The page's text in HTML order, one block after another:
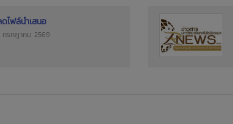
ไฟล์นำเสนอ
รกฎาคม 2569